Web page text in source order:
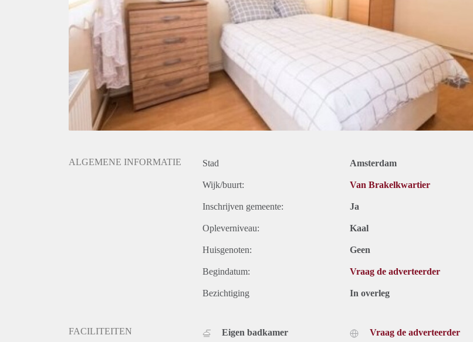
ALGEMENE INFORMATIE Stad Amsterdam
Wijk/buurt: Van Brakelkwartier
Inschrijven gemeente: Ja
Opleverniveau: Kaal
Huisgenoten: Geen
Begindatum: Vraag de adverteerder
Bezichtiging In overleg
FACILITEITEN Eigen badkamer Vraag de adverteerder